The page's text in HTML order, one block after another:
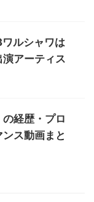
ルシャワは
アーティス
経歴・プロ
ス動画まと